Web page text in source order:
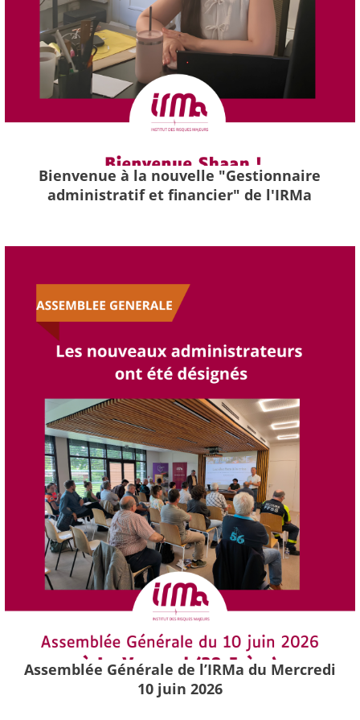
Bienvenue à la nouvelle "Gestionnaire
administratif et financier" de l'IRMa
Assemblée Générale de l’IRMa du Mercredi
10 juin 2026